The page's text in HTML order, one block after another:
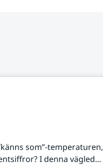
som”-temperaturen,
I denna vägled...